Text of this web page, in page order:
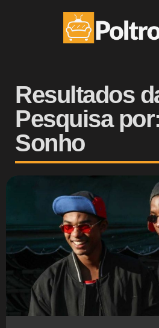
Resultados
Pesquisa
Sonho